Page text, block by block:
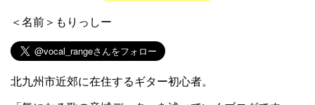
＜名前＞もりっしー
北九州市近郊に在住するギター初心者。